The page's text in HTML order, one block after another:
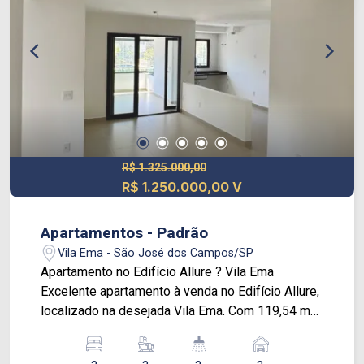
varanda Cozinha bem distribuida Area de servico
Varanda 2 vagas de garagem cobertas
Localizado em um dos bairros mais valorizados
da cidade com facil acesso a comercios servicos
e opcoes de lazer
R$ 1.325.000,00
R$ 1.250.000,00 V
Apartamentos - Padrão
Vila Ema - São José dos Campos/SP
Apartamento no Edifício Allure ? Vila Ema
Excelente apartamento à venda no Edifício Allure,
localizado na desejada Vila Ema. Com 119,54 m²
amplos, bem distribuídos e com ótima iluminação